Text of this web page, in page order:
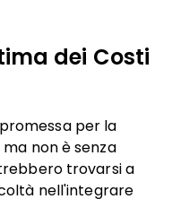
dei Costi
per la
non è senza
trovarsi a
nell'integrare